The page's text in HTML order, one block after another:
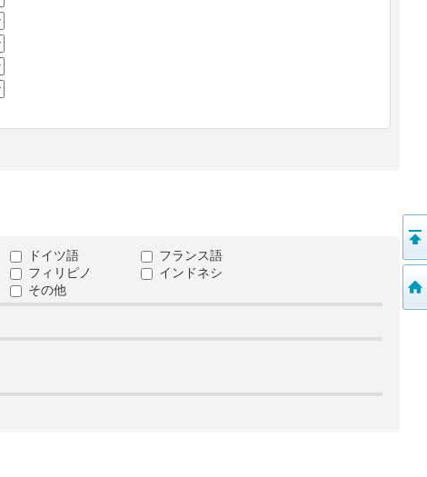
ドイツ語
フランス語
フィリピノ
インドネシ
その他